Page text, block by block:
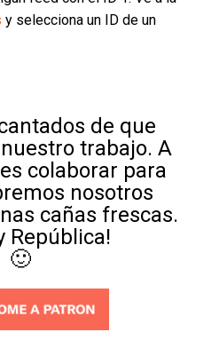
y selecciona un ID de un
de que
trabajo. A
colaborar para
nosotros
cañas frescas.
República!
🙂